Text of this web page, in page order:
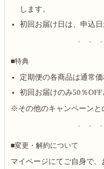
します。
初回お届け日は、申込
＊ ＊
■特典
定期便の各商品は通常価
初回お届けのみ50％OFF
※その他のキャンペーンと
＊ ＊
■変更・解約について
マイページにてご自身で